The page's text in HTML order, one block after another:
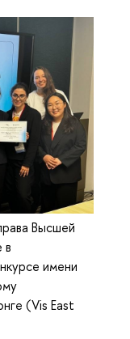
Высшей
в
имени
(Vis East